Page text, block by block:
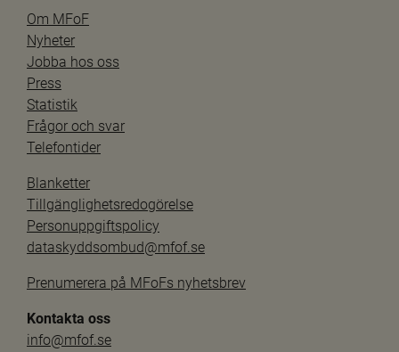
Om MFoF
Nyheter
Jobba hos oss
Press
Statistik
Frågor och svar
Telefontider
Blanketter
Tillgänglighetsredogörelse
Personuppgiftspolicy
dataskyddsombud@mfof.se
Prenumerera på MFoFs nyhetsbrev
Kontakta oss
info@mfof.se